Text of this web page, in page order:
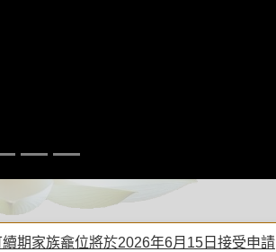
期家族龕位將於2026年6月15日接受申請